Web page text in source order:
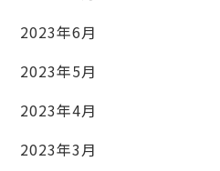
2023年6月
2023年5月
2023年4月
2023年3月